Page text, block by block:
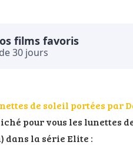
films favoris
30 jours
de soleil portées par
pour vous les lunettes
dans la série Elite :